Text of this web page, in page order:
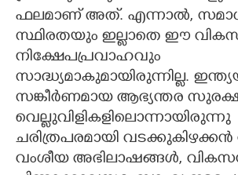
ഫലമാണ് അത്. എന്നാൽ,
സ്ഥിരതയും ഇല്ലാതെ ഈ
നിക്ഷേപപ്രവാഹവും
സാദ്ധ്യമാകുമായിരുന്നില്ല.
സങ്കീർണമായ ആഭ്യന്തര
വെല്ലുവിളികളിലൊന്നായിരുന്നു
ചരിത്രപരമായി വടക്കുകിഴക്കൻ
വംശീയ അഭിലാഷങ്ങൾ,